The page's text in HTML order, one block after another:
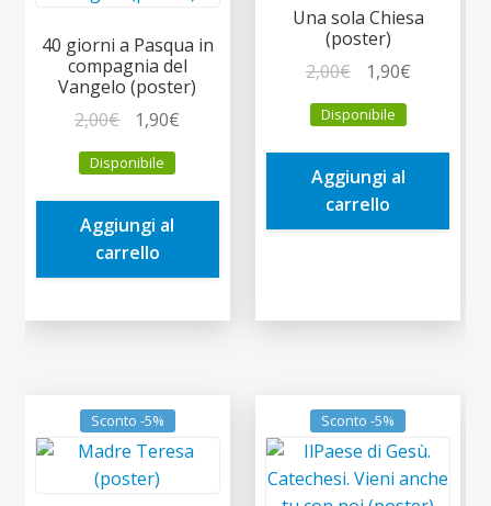
40 giorni a Pasqua in
compagnia del
Vangelo (poster)
2,00€
prezzo
originale
era:
2,00€.
1,90€
è:
Disponibile
Aggiungi al
carrello
Una sola Chiesa
(poster)
2,00€
prezzo
originale
era:
2,00€.
1,90€Il
è:
Disponibile
Aggiungi al
carrello
Sconto -5% Sconto -5%